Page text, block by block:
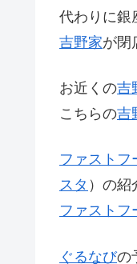
代わりに銀
吉野家が閉
お近くの吉
こちらの吉
ファストフ
スタ ）の紹
ファストフ
ぐるなびの